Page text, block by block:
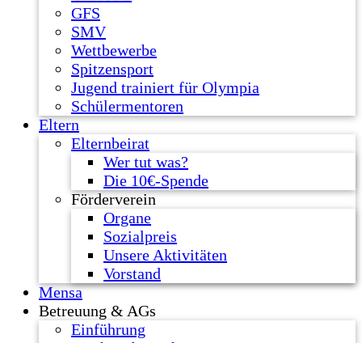
GFS
SMV
Wettbewerbe
Spitzensport
Jugend trainiert für Olympia
Schülermentoren
Eltern
Elternbeirat
Wer tut was?
Die 10€-Spende
Förderverein
Organe
Sozialpreis
Unsere Aktivitäten
Vorstand
Mensa
Betreuung & AGs
Einführung